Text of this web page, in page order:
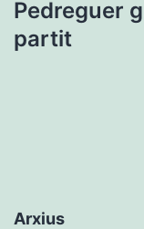
Pedreguer
partit
Arxius